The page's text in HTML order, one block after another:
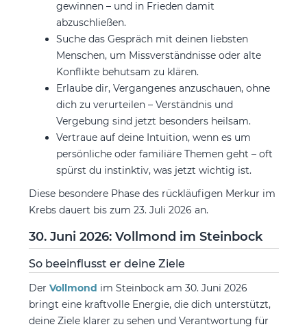
gewinnen – und in Frieden damit
abzuschließen.
Suche das Gespräch mit deinen liebsten
Menschen, um Missverständnisse oder alte
Konflikte behutsam zu klären.
Erlaube dir, Vergangenes anzuschauen, ohne
dich zu verurteilen – Verständnis und
Vergebung sind jetzt besonders heilsam.
Vertraue auf deine Intuition, wenn es um
persönliche oder familiäre Themen geht – oft
spürst du instinktiv, was jetzt wichtig ist.
Diese besondere Phase des rückläufigen Merkur im
Krebs dauert bis zum 23. Juli 2026 an.
30. Juni 2026: Vollmond im Steinbock
So beeinflusst er deine Ziele
Der Vollmond im Steinbock am 30. Juni 2026
bringt eine kraftvolle Energie, die dich unterstützt,
deine Ziele klarer zu sehen und Verantwortung für